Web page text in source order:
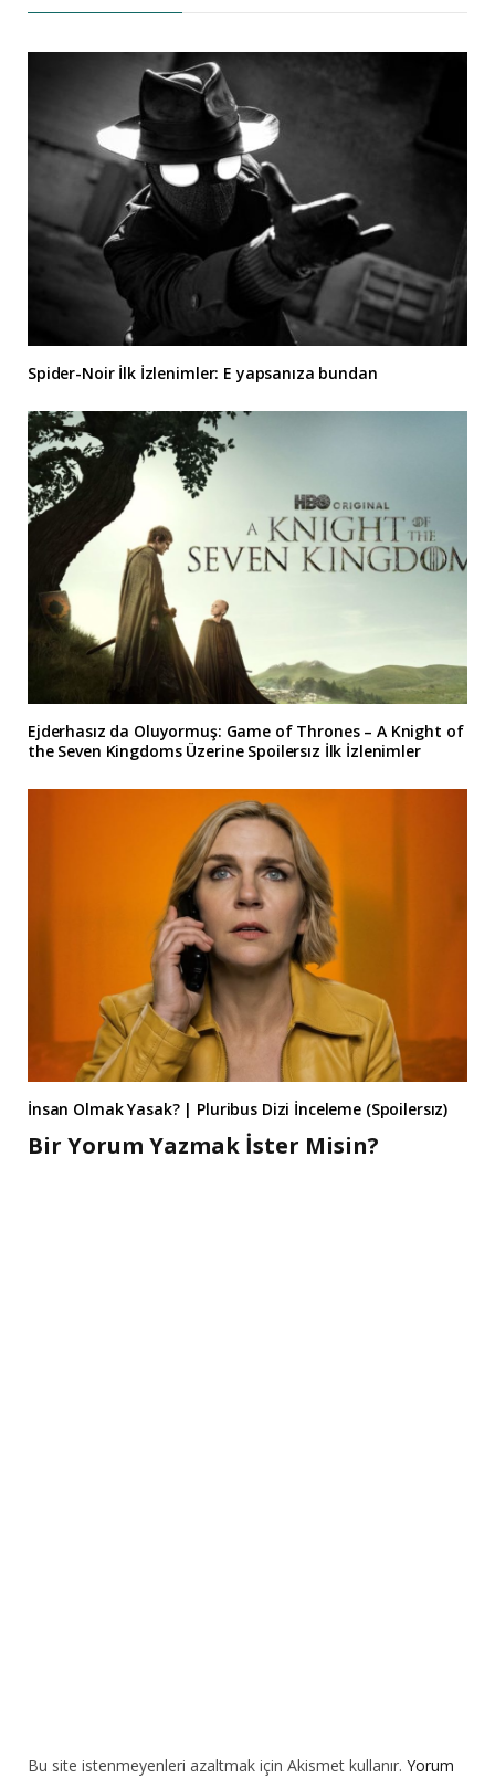
Spider-Noir İlk İzlenimler: E yapsanıza bundan
Ejderhasız da Oluyormuş: Game of Thrones – A Knight of
the Seven Kingdoms Üzerine Spoilersız İlk İzlenimler
İnsan Olmak Yasak? | Pluribus Dizi İnceleme (Spoilersız)
Bir Yorum Yazmak İster Misin?
Bu site istenmeyenleri azaltmak için Akismet kullanır. Yorum